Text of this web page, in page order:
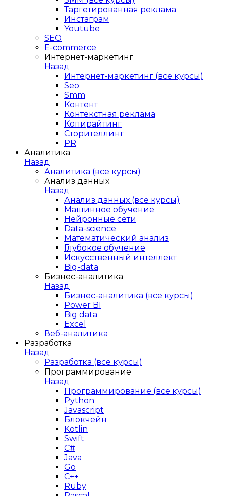
Таргетированная реклама
Инстаграм
Youtube
SEO
E-сommerce
Интернет-маркетинг
Назад
Интернет-маркетинг (все курсы)
Seo
Smm
Контент
Контекстная реклама
Копирайтинг
Сторителлинг
PR
Аналитика
Назад
Аналитика (все курсы)
Анализ данных
Назад
Анализ данных (все курсы)
Машинное обучение
Нейронные сети
Data-science
Математический анализ
Глубокое обучение
Искусственный интеллект
Big-data
Бизнес-аналитика
Назад
Бизнес-аналитика (все курсы)
Power BI
Big data
Excel
Веб-аналитика
Разработка
Назад
Разработка (все курсы)
Программирование
Назад
Программирование (все курсы)
Python
Javascript
Блокчейн
Kotlin
Swift
C#
Java
Go
C++
Ruby